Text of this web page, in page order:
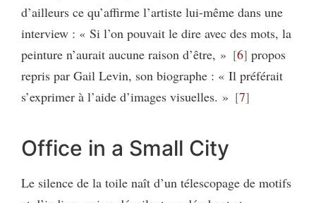
d’ailleurs ce qu’affirme l’artiste lui-même dans une
interview : « Si l’on pouvait le dire avec des mots, la
peinture n’aurait aucune raison d’être, »
6 propos
repris par Gail Levin, son biographe : « Il préférait
s’exprimer à l’aide d’images visuelles. »
7
Office in a Small City
Le silence de la toile naît d’un télescopage de motifs